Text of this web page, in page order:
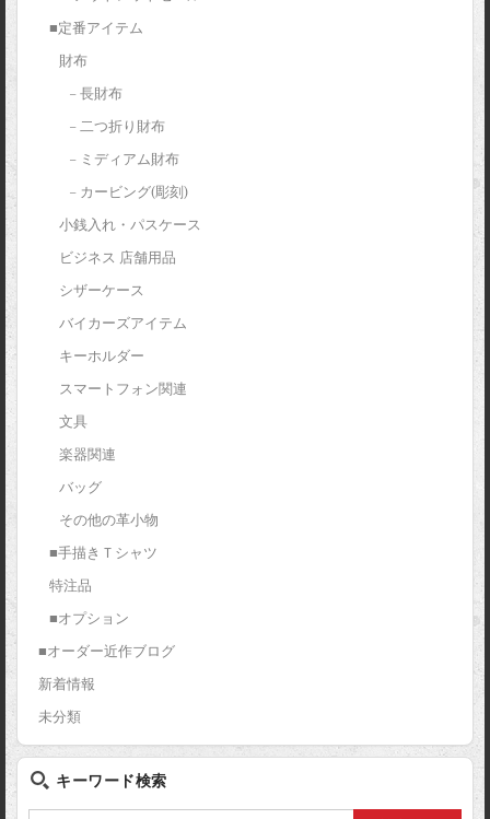
■定番アイテム
財布
– 長財布
– 二つ折り財布
– ミディアム財布
– カービング(彫刻)
小銭入れ・パスケース
ビジネス 店舗用品
シザーケース
バイカーズアイテム
キーホルダー
スマートフォン関連
文具
楽器関連
バッグ
その他の革小物
■手描きＴシャツ
特注品
■オプション
■オーダー近作ブログ
新着情報
未分類
キーワード検索